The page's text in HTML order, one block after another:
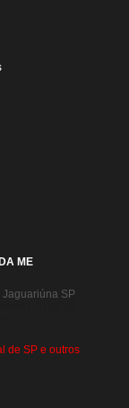
ME
SP
de SP e outros